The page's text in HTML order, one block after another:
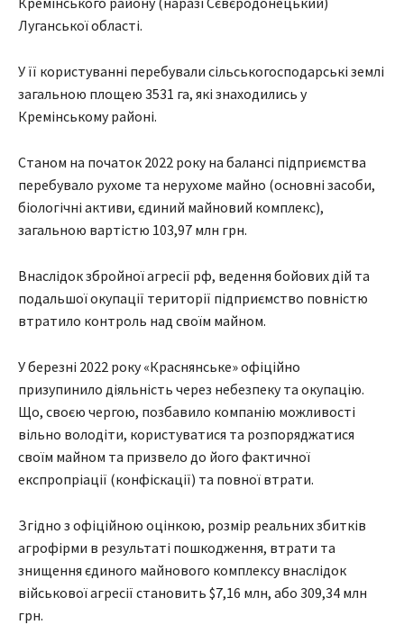
Луганської області.
У її користуванні перебували сільськогосподарські землі
загальною площею 3531 га, які знаходились у
Кремінському районі.
Станом на початок 2022 року на балансі підприємства
перебувало рухоме та нерухоме майно (основні засоби,
біологічні активи, єдиний майновий комплекс),
загальною вартістю 103,97 млн грн.
Внаслідок збройної агресії рф, ведення бойових дій та
подальшої окупації території підприємство повністю
втратило контроль над своїм майном.
У березні 2022 року «Краснянське» офіційно
призупинило діяльність через небезпеку та окупацію.
Що, своєю чергою, позбавило компанію можливості
вільно володіти, користуватися та розпоряджатися
своїм майном та призвело до його фактичної
експропріації (конфіскації) та повної втрати.
Згідно з офіційною оцінкою, розмір реальних збитків
агрофірми в результаті пошкодження, втрати та
знищення єдиного майнового комплексу внаслідок
військової агресії становить $7,16 млн, або 309,34 млн
грн.